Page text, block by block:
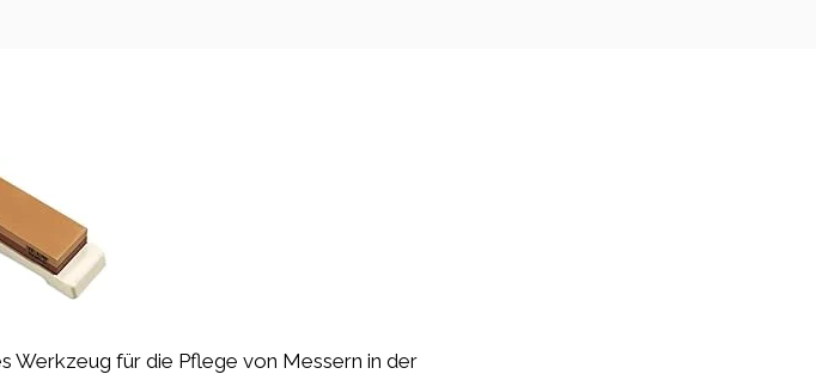
Werkzeug für die Pflege von Messern in der